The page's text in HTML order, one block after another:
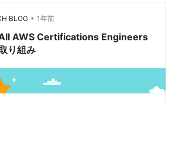
の公式ページに記載されています。詳
ください。 再認定について 再認定の詳
ージに記載されています。詳細はこち
…
BLOG • 1年前
AWS Certifications Engineers
り組み